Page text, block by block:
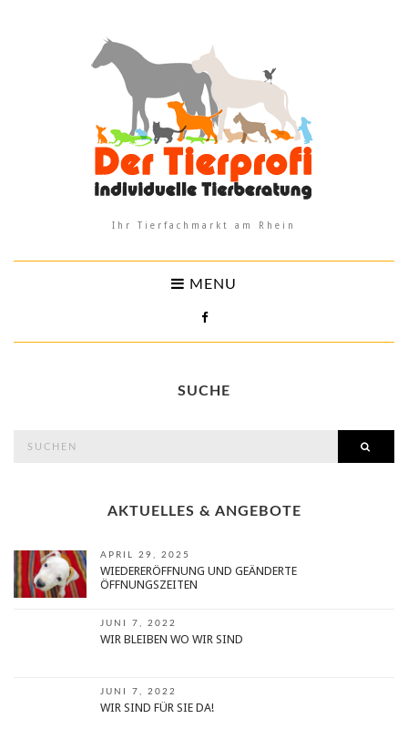
Ihr Tierfachmarkt am Rhein
MENU
SUCHE
AKTUELLES & ANGEBOTE
APRIL 29, 2025
WIEDERERÖFFNUNG UND GEÄNDERTE
ÖFFNUNGSZEITEN
JUNI 7, 2022
WIR BLEIBEN WO WIR SIND
JUNI 7, 2022
WIR SIND FÜR SIE DA!